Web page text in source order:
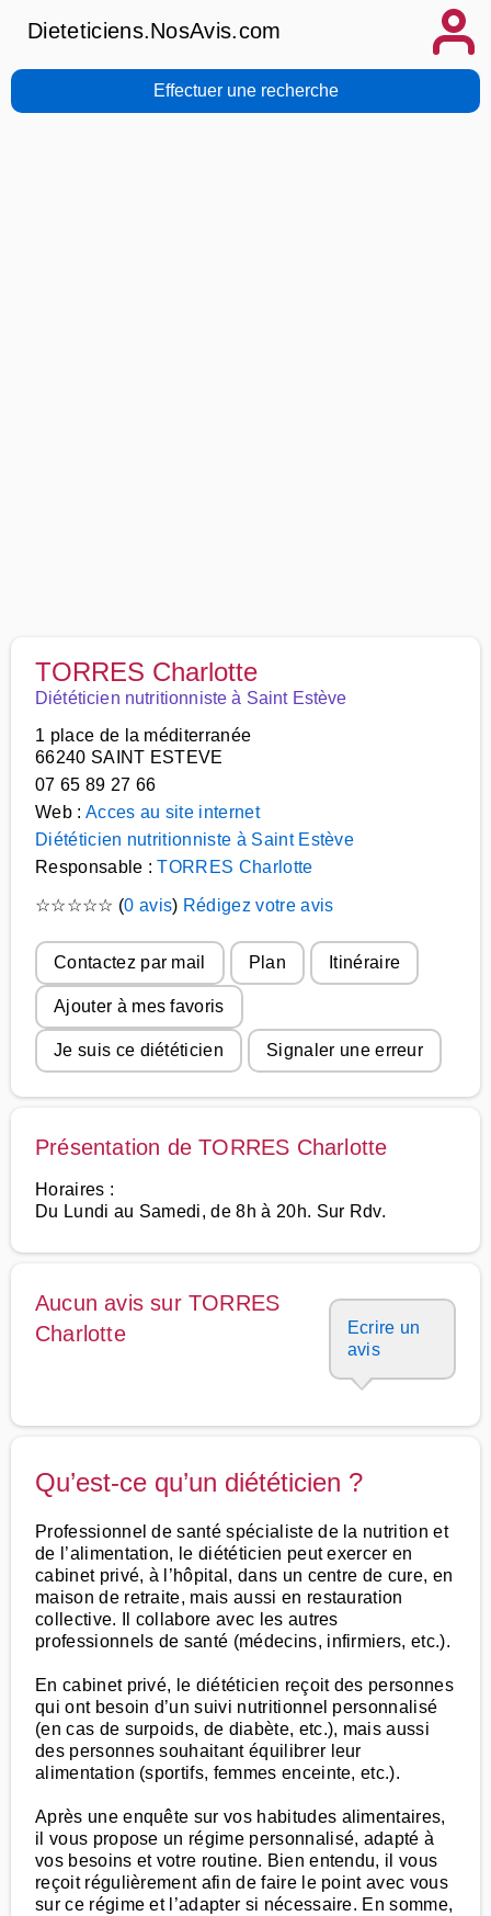
Dieteticiens.NosAvis.com
Effectuer une recherche
TORRES Charlotte
Diététicien nutritionniste à Saint Estève
1 place de la méditerranée
66240 SAINT ESTEVE
07 65 89 27 66
Web : Acces au site internet
Diététicien nutritionniste à Saint Estève
Responsable :TORRES Charlotte
☆☆☆☆☆ (0 avis) Rédigez votre avis
Contactez par mail Plan Itinéraire
Ajouter à mes favoris
Je suis ce diététicien Signaler une erreur
Présentation de TORRES Charlotte
Horaires :
Du Lundi au Samedi, de 8h à 20h. Sur Rdv.
Aucun avis sur TORRES
Charlotte
Ecrire un
avis
Qu’est-ce qu’un diététicien ?
Professionnel de santé spécialiste de la nutrition et
de l’alimentation, le diététicien peut exercer en
cabinet privé, à l’hôpital, dans un centre de cure, en
maison de retraite, mais aussi en restauration
collective. Il collabore avec les autres
professionnels de santé (médecins, infirmiers, etc.).
En cabinet privé, le diététicien reçoit des personnes
qui ont besoin d’un suivi nutritionnel personnalisé
(en cas de surpoids, de diabète, etc.), mais aussi
des personnes souhaitant équilibrer leur
alimentation (sportifs, femmes enceinte, etc.).
Après une enquête sur vos habitudes alimentaires,
il vous propose un régime personnalisé, adapté à
vos besoins et votre routine. Bien entendu, il vous
reçoit régulièrement afin de faire le point avec vous
sur ce régime et l’adapter si nécessaire. En somme,